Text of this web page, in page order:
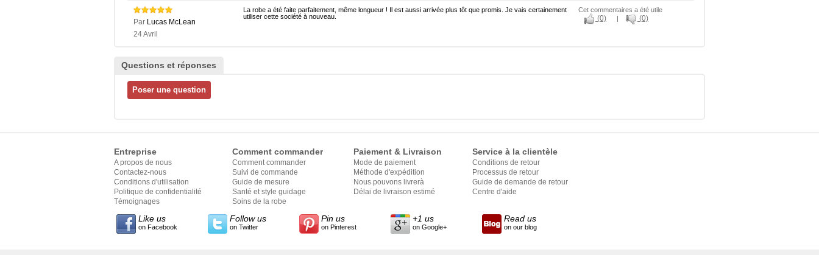
Par Lucas McLean
24 Avril
La robe a été faite parfaitement, même longueur ! Il est aussi arrivée plus tôt que promis. Je vais certainement
utiliser cette société à nouveau.
Cet commentaires a été utile
(0) | (0)
Questions et réponses
Entreprise
A propos de nous
Contactez-nous
Conditions d'utilisation
Politique de confidentialité
Témoignages
Comment commander
Comment commander
Suivi de commande
Guide de mesure
Santé et style guidage
Soins de la robe
Paiement & Livraison
Mode de paiement
Méthode d'expédition
Nous pouvons livrerà
Délai de livraison estimé
Service à la clientèle
Conditions de retour
Processus de retour
Guide de demande de retour
Centre d'aide
Like us
on Facebook
Follow us
on Twitter
Pin us
on Pinterest
+1 us
on Google+
Read us
on our blog